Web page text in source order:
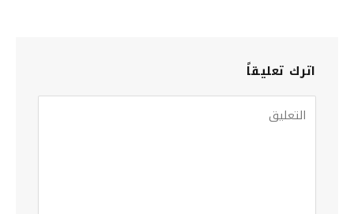
اترك تعليقاً